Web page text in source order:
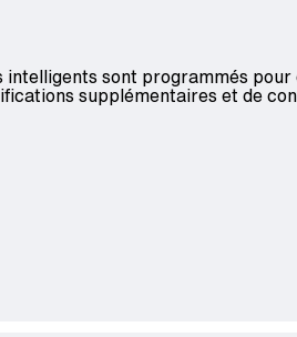
intelligents sont programmés
supplémentaires et de